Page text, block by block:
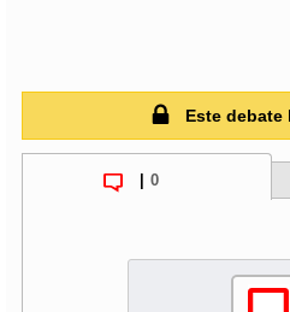
Este debate
0